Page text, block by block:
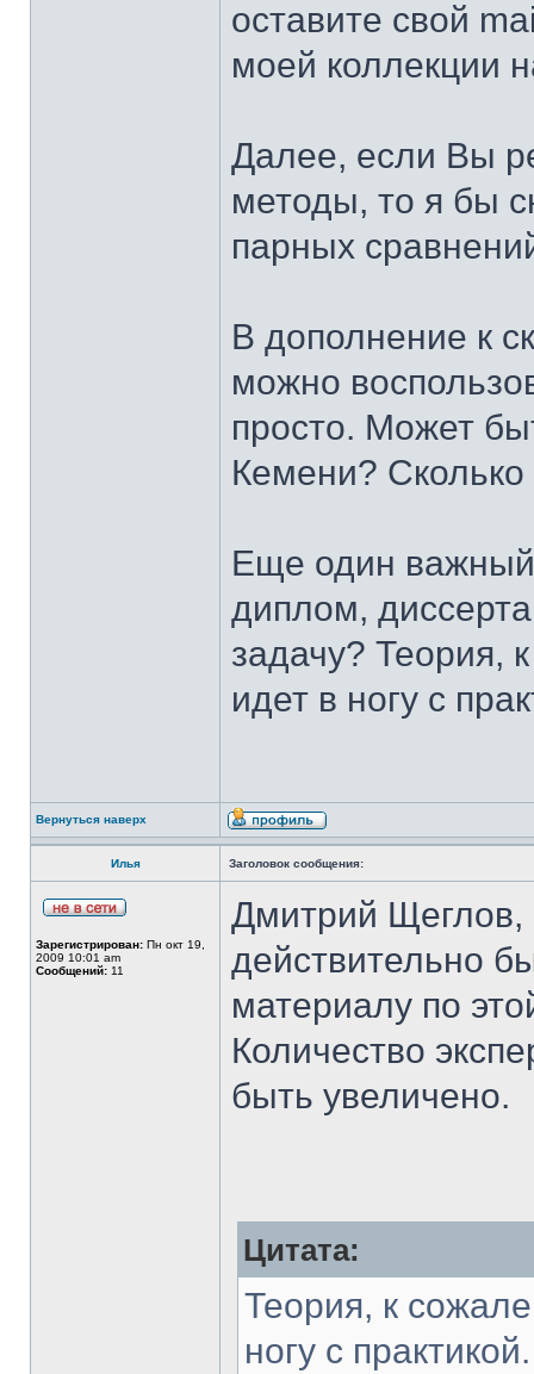
оставите свой
моей коллекции
Далее, если Вы
методы, то я бы
парных
В дополнение к
можно
просто. Может
Кемени? Сколько
Еще один
диплом,
задачу? Теория,
идет в ногу с
Вернуться наверх
Илья Заголовок сообщения:
Зарегистрирован: Пн окт 19,
2009 10:01 am
Сообщений: 11
Дмитрий Щеглов,
действительно
материалу по
Количество
быть увеличено.
Цитата:
Теория, к
ногу с практикой.